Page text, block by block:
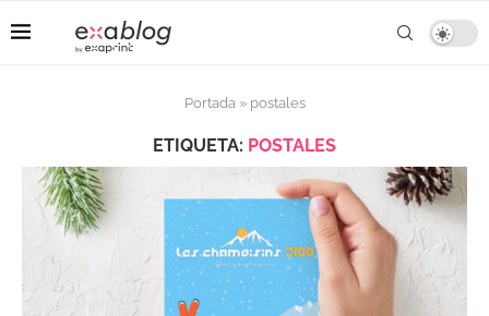
Portada» postales
ETIQUETA: POSTALES